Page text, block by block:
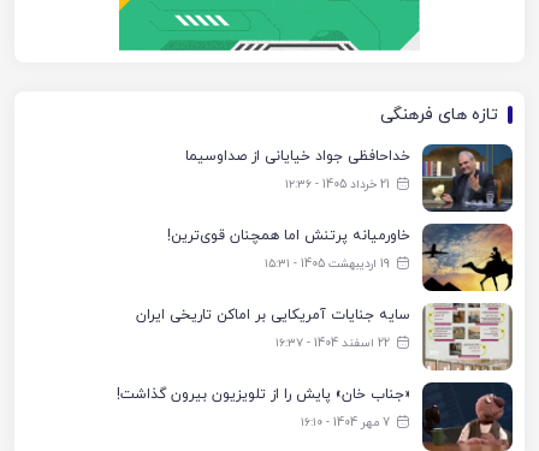
تازه های فرهنگی
خداحافظی جواد خیایانی از صداوسیما
21 خرداد 1405 - ۱۲:۳۶
خاورمیانه پرتنش اما همچنان قوی‌ترین!
19 اردیبهشت 1405 - ۱۵:۳۱
سایه جنایات آمریکایی بر اماکن تاریخی ایران
22 اسفند 1404 - ۱۶:۳۷
«جناب خان» پایش را از تلویزیون بیرون گذاشت!
7 مهر 1404 - ۱۶:۱۰